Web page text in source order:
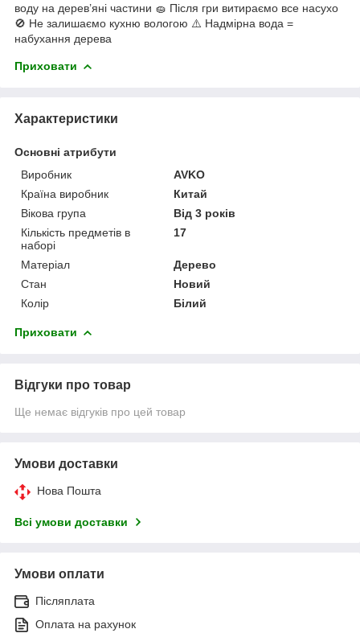
воду на дерев’яні частини 🧽 Після гри витираємо все насухо
🚫 Не залишаємо кухню вологою ⚠️ Надмірна вода =
набухання дерева
Приховати
Характеристики
Основні атрибути
Виробник
AVKO
Країна виробник
Китай
Вікова група
Від 3 років
Кількість предметів в
наборі
17
Матеріал
Дерево
Стан
Новий
Колір
Білий
Приховати
Відгуки про товар
Ще немає відгуків про цей товар
Умови доставки
Нова Пошта
Всі умови доставки
Умови оплати
Післяплата
Оплата на рахунок